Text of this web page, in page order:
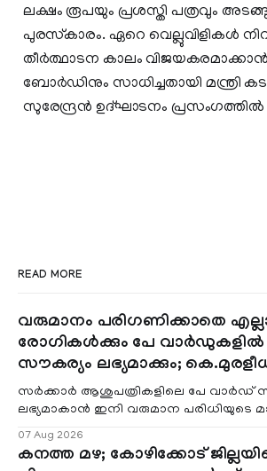
ലക്ഷം രൂപയും പ്രശസ്തി പത്രവും
പുരസ്‌കാരം. ഏറെ വെല്ലുവിളികൾ
തീർത്ഥാടന കാലം
ബോർഡിനും സാധിച്ചതായി മന്ത്രി
സുരേന്ദ്രൻ ഉദ്ഘാടനം
READ MORE
വരുമാനം പരിഗണിക്കാതെ
രോഗികൾക്കും പേ വാർഡുകളിൽ
സൗകര്യം ലഭ്യമാക്കും;
സർക്കാർ ആശുപത്രികളിലെ പേ വാർഡ്
ലഭ്യമാകാൻ ഇനി വരുമാന പരിധിയുടെ
07 Aug 2026
കനത്ത മഴ; കോഴിക്കോട്